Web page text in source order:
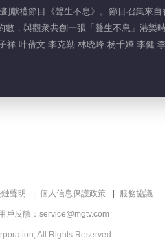
禮節目《聲生不息》。節目召集來
，與觀衆共創一張「聲生不息」港樂時
叶蒨文 李克勤 林晓峰 杨千嬅 李健
聲明 個人信息保護政策 服務協議
戶反饋：service@mgtv.com
All Rights Reserved